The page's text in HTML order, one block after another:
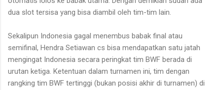
dua slot tersisa yang bisa diambil oleh tim-tim lain.
Sekalipun Indonesia gagal menembus babak final atau
semifinal, Hendra Setiawan cs bisa mendapatkan satu jatah
mengingat Indonesia secara peringkat tim BWF berada di
urutan ketiga. Ketentuan dalam turnamen ini, tim dengan
rangking tim BWF tertinggi (bukan posisi akhir di turnamen) di